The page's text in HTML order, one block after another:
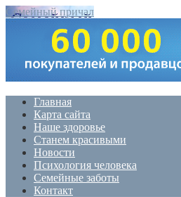
Семейный причал
Главная
Карта сайта
Наше здоровье
Станем красивыми
Новости
Психология человека
Семейные заботы
Контакт